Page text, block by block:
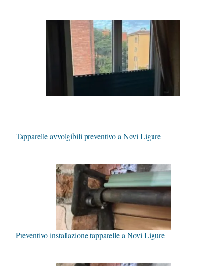
Tapparelle avvolgibili preventivo a Novi Ligure
Preventivo installazione tapparelle a Novi Ligure